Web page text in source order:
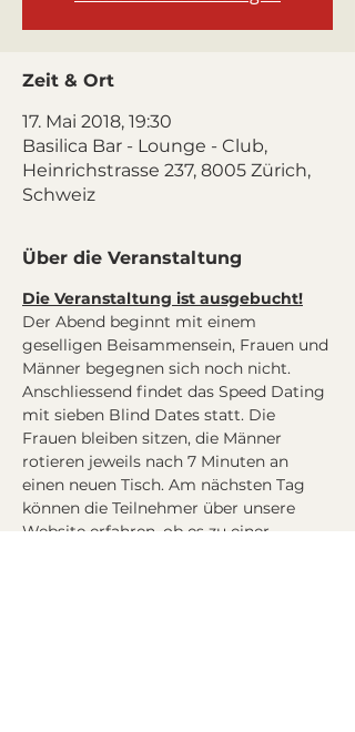
Zeit & Ort
17. Mai 2018, 19:30
Basilica Bar - Lounge - Club,
Heinrichstrasse 237, 8005 Zürich,
Schweiz
Über die Veranstaltung
Die Veranstaltung ist ausgebucht!
Der Abend beginnt mit einem
geselligen Beisammensein, Frauen und
Männer begegnen sich noch nicht.
Anschliessend findet das Speed Dating
mit sieben Blind Dates statt. Die
Frauen bleiben sitzen, die Männer
rotieren jeweils nach 7 Minuten an
einen neuen Tisch. Am nächsten Tag
können die Teilnehmer über unsere
Website erfahren, ob es zu einer